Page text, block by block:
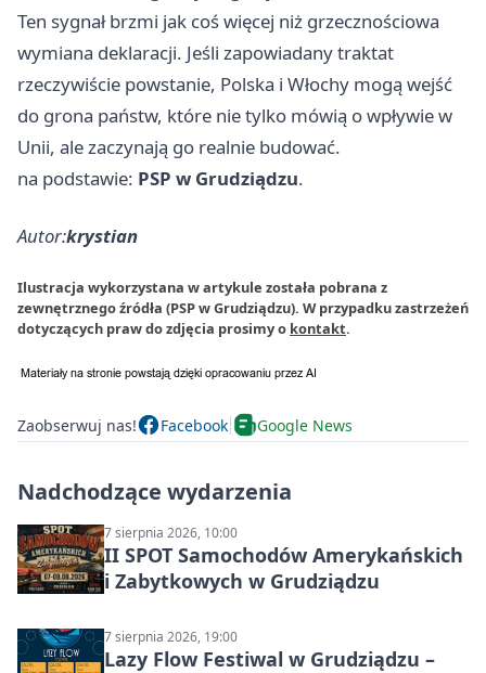
Ten sygnał brzmi jak coś więcej niż grzecznościowa
wymiana deklaracji. Jeśli zapowiadany traktat
rzeczywiście powstanie, Polska i Włochy mogą wejść
do grona państw, które nie tylko mówią o wpływie w
Unii, ale zaczynają go realnie budować.
na podstawie: PSP w Grudziądzu.
Autor:krystian
Ilustracja wykorzystana w artykule została pobrana z
zewnętrznego źródła (PSP w Grudziądzu). W przypadku zastrzeżeń
dotyczących praw do zdjęcia prosimy o kontakt.
Zaobserwuj nas! Facebook Google News
Nadchodzące wydarzenia
7 sierpnia 2026, 10:00
II SPOT Samochodów Amerykańskich
i Zabytkowych w Grudziądzu
7 sierpnia 2026, 19:00
Lazy Flow Festiwal w Grudziądzu –